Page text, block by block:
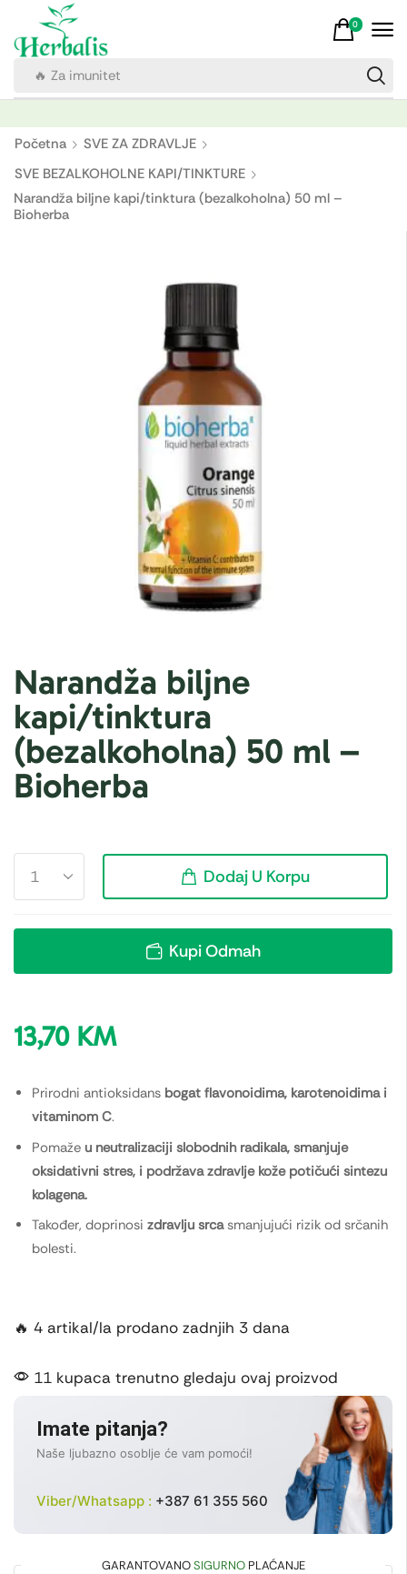
🔥 Za imunitet
0
Početna
SVE ZA ZDRAVLJE
SVE BEZALKOHOLNE KAPI/TINKTURE
Narandža biljne kapi/tinktura (bezalkoholna) 50 ml –
Bioherba
Narandža biljne
kapi/tinktura
(bezalkoholna) 50 ml –
Bioherba
Dodaj U Korpu
Kupi Odmah
13,70 KM
Prirodni antioksidans bogat flavonoidima, karotenoidima i
vitaminom C.
Pomaže u neutralizaciji slobodnih radikala, smanjuje
oksidativni stres, i podržava zdravlje kože potičući sintezu
kolagena.
Također, doprinosi zdravlju srcasmanjujući rizik od srčanih
bolesti.
🔥 4 artikal/la prodano zadnjih 3 dana
11 kupaca trenutno gledaju ovaj proizvod
Imate pitanja?
Naše ljubazno osoblje će vam pomoći!
Viber/Whatsapp : +387 61 355 560
GARANTOVANOSIGURNOPLAĆANJE